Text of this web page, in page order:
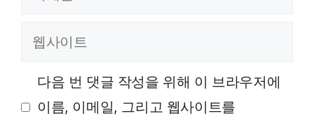
웹사이트
다음 번 댓글 작성을 위해 이 브라우저에
이름, 이메일, 그리고 웹사이트를